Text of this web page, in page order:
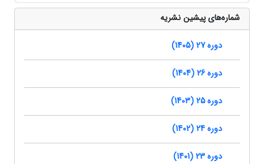
شماره‌های پیشین نشریه
دوره 27 (1405)
دوره 26 (1404)
دوره 25 (1403)
دوره 24 (1402)
دوره 23 (1401)